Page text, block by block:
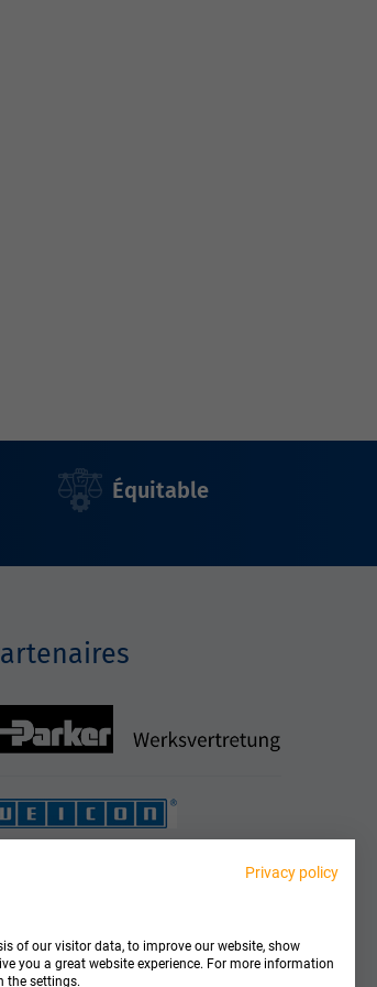
Équitable
Privacy policy
of our visitor data, to improve our website, show
you a great website experience. For more information
the settings.